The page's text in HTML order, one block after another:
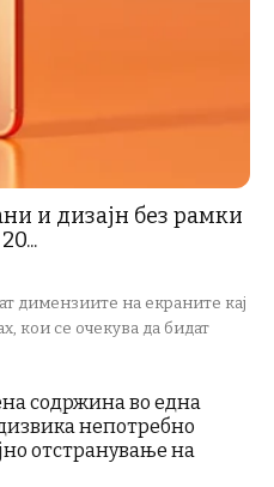
и дизајн без рамки
димензиите на екраните кај
кои се очекува да бидат
содржина во една
непотребно
отстранување на